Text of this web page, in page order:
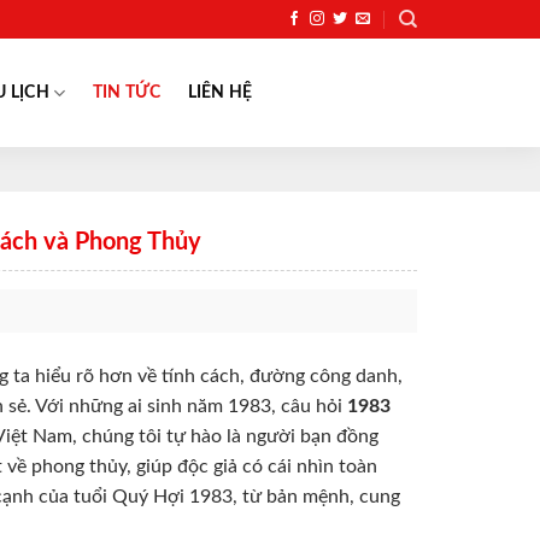
LỊCH TIN TỨC LIÊN HỆ
và Phong Thủy
ta hiểu rõ hơn về tính cách, đường công danh,
Với những ai sinh năm 1983, câu hỏi 1983
Nam, chúng tôi tự hào là người bạn đồng
phong thủy, giúp độc giả có cái nhìn toàn
của tuổi Quý Hợi 1983, từ bản mệnh, cung